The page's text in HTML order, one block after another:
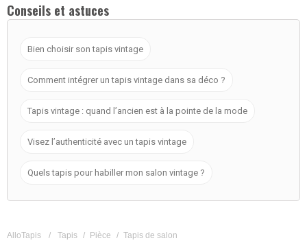
Conseils et astuces
Bien choisir son tapis vintage
Comment intégrer un tapis vintage dans sa déco ?
Tapis vintage : quand l’ancien est à la pointe de la mode
Visez l’authenticité avec un tapis vintage
Quels tapis pour habiller mon salon vintage ?
AlloTapis / Tapis / Pièce / Tapis de salon